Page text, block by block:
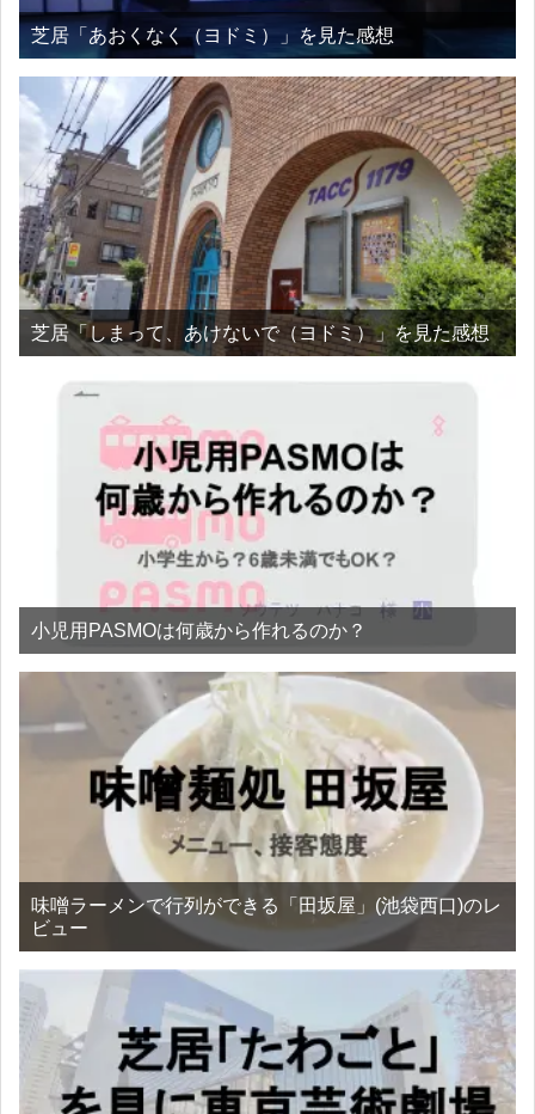
芝居「あおくなく（ヨドミ）」を見た感想
芝居「しまって、あけないで（ヨドミ）」を見た感想
小児用PASMOは何歳から作れるのか？
味噌ラーメンで行列ができる「田坂屋」(池袋西口)のレ
ビュー